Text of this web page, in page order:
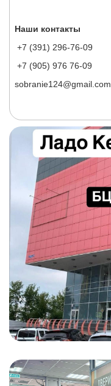
Наши контакты
+7 (391) 296-76-09
+7 (905) 976 76-09
sobranie124@gmail.com